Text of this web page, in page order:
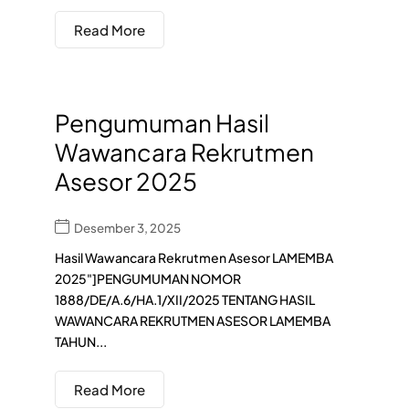
Read More
Pengumuman Hasil
Wawancara Rekrutmen
Asesor 2025
Desember 3, 2025
Hasil Wawancara Rekrutmen Asesor LAMEMBA
2025"]PENGUMUMAN NOMOR
1888/DE/A.6/HA.1/XII/2025 TENTANG HASIL
WAWANCARA REKRUTMEN ASESOR LAMEMBA
TAHUN...
Read More